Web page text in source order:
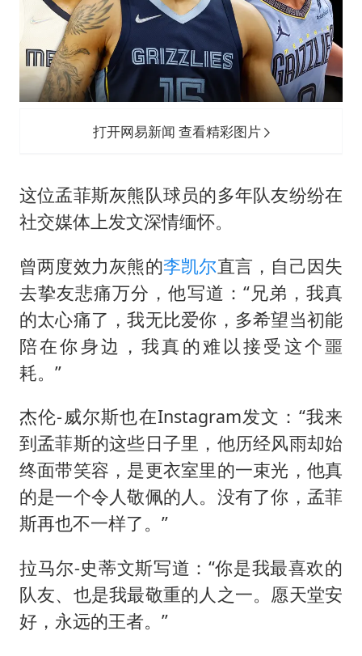
打开网易新闻 查看精彩图片
这位孟菲斯灰熊队球员的多年队友纷纷在
社交媒体上发文深情缅怀。
曾两度效力灰熊的李凯尔直言，自己因失
去挚友悲痛万分，他写道：“兄弟，我真
的太心痛了，我无比爱你，多希望当初能
陪在你身边，我真的难以接受这个噩
耗。”
杰伦-威尔斯也在Instagram发文：“我来
到孟菲斯的这些日子里，他历经风雨却始
终面带笑容，是更衣室里的一束光，他真
的是一个令人敬佩的人。没有了你，孟菲
斯再也不一样了。”
拉马尔-史蒂文斯写道：“你是我最喜欢的
队友、也是我最敬重的人之一。愿天堂安
好，永远的王者。”